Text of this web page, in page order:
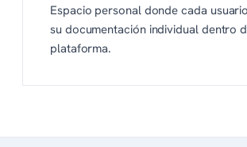
Espacio personal donde cada
su documentación individual dentro
plataforma.